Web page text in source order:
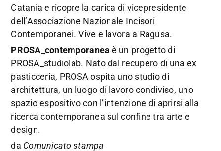
Catania e ricopre la carica di vicepresidente
dell’Associazione Nazionale Incisori
Contemporanei. Vive e lavora a Ragusa.
PROSA_contemporanea è un progetto di
PROSA_studiolab. Nato dal recupero di una ex
pasticceria, PROSA ospita uno studio di
architettura, un luogo di lavoro condiviso, uno
spazio espositivo con l’intenzione di aprirsi alla
ricerca contemporanea sul confine tra arte e
design.
da Comunicato stampa